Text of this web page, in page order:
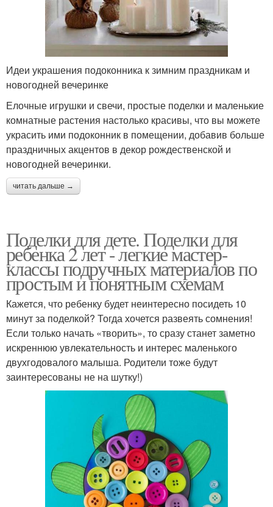
Идеи украшения подоконника к зимним праздникам и
новогодней вечеринке
Елочные игрушки и свечи, простые поделки и маленькие
комнатные растения настолько красивы, что вы можете
украсить ими подоконник в помещении, добавив больше
праздничных акцентов в декор рождественской и
новогодней вечеринки.
читать дальше →
Поделки для дете. Поделки для
ребенка 2 лет - легкие мастер-
классы подручных материалов по
простым и понятным схемам
Кажется, что ребенку будет неинтересно посидеть 10
минут за поделкой? Тогда хочется развеять сомнения!
Если только начать «творить», то сразу станет заметно
искреннюю увлекательность и интерес маленького
двухгодовалого малыша. Родители тоже будут
заинтересованы не на шутку!)